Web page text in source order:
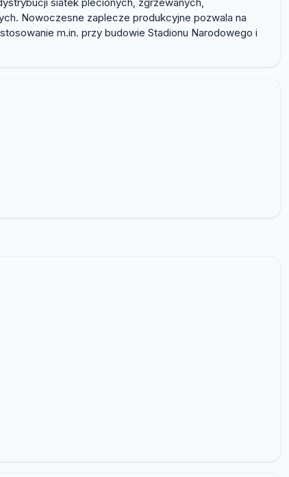
Nowoczesne zaplecze produkcyjne pozwala na
m.in. przy budowie Stadionu Narodowego i